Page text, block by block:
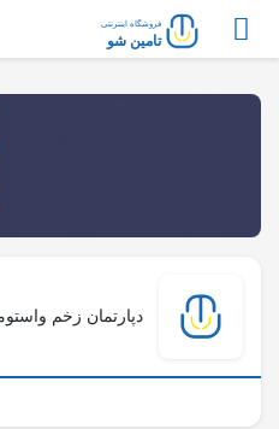
فروشگاه اینترنتی
تامین شو
دپارتمان زخم